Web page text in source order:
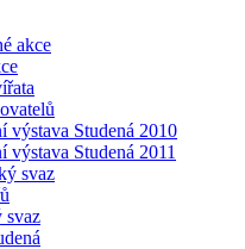
akce
výstava Studená 2010
výstava Studená 2011
svaz
svaz